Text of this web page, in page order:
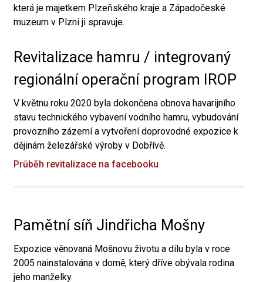
která je majetkem Plzeňského kraje a Západočeské
muzeum v Plzni ji spravuje.
Revitalizace hamru / integrovaný
regionální operační program IROP
V květnu roku 2020 byla dokončena obnova havarijního
stavu technického vybavení vodního hamru, vybudování
provozního zázemí a vytvoření doprovodné expozice k
dějinám železářské výroby v Dobřívě.
Průběh revitalizace na facebooku
Pamětní síň Jindřicha Mošny
Expozice věnovaná Mošnovu životu a dílu byla v roce
2005 nainstalována v domě, který dříve obývala rodina
jeho manželky.